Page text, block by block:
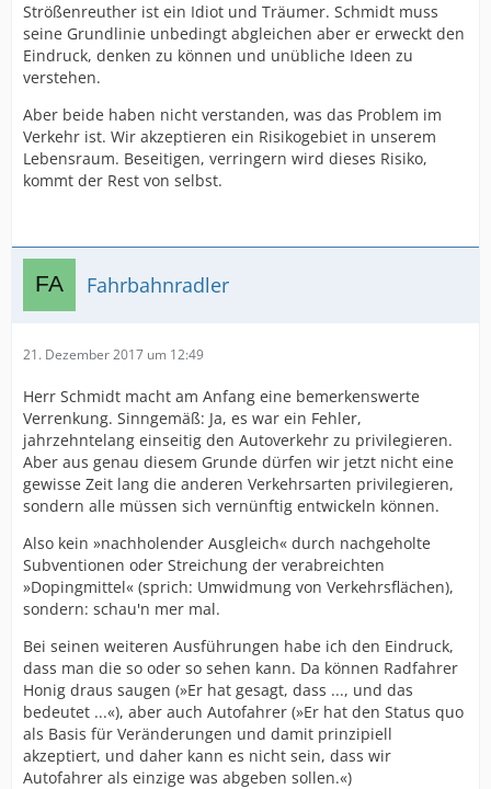
Strößenreuther ist ein Idiot und Träumer. Schmidt muss
seine Grundlinie unbedingt abgleichen aber er erweckt den
Eindruck, denken zu können und unübliche Ideen zu
verstehen.
Aber beide haben nicht verstanden, was das Problem im
Verkehr ist. Wir akzeptieren ein Risikogebiet in unserem
Lebensraum. Beseitigen, verringern wird dieses Risiko,
kommt der Rest von selbst.
Fahrbahnradler
21. Dezember 2017 um 12:49
Herr Schmidt macht am Anfang eine bemerkenswerte
Verrenkung. Sinngemäß: Ja, es war ein Fehler,
jahrzehntelang einseitig den Autoverkehr zu privilegieren.
Aber aus genau diesem Grunde dürfen wir jetzt nicht eine
gewisse Zeit lang die anderen Verkehrsarten privilegieren,
sondern alle müssen sich vernünftig entwickeln können.
Also kein »nachholender Ausgleich« durch nachgeholte
Subventionen oder Streichung der verabreichten
»Dopingmittel« (sprich: Umwidmung von Verkehrsflächen),
sondern: schau'n mer mal.
Bei seinen weiteren Ausführungen habe ich den Eindruck,
dass man die so oder so sehen kann. Da können Radfahrer
Honig draus saugen (»Er hat gesagt, dass ..., und das
bedeutet ...«), aber auch Autofahrer (»Er hat den Status quo
als Basis für Veränderungen und damit prinzipiell
akzeptiert, und daher kann es nicht sein, dass wir
Autofahrer als einzige was abgeben sollen.«)